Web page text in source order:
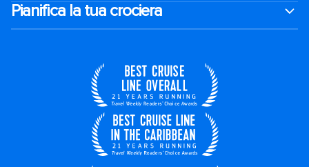
Pianifica la tua crociera